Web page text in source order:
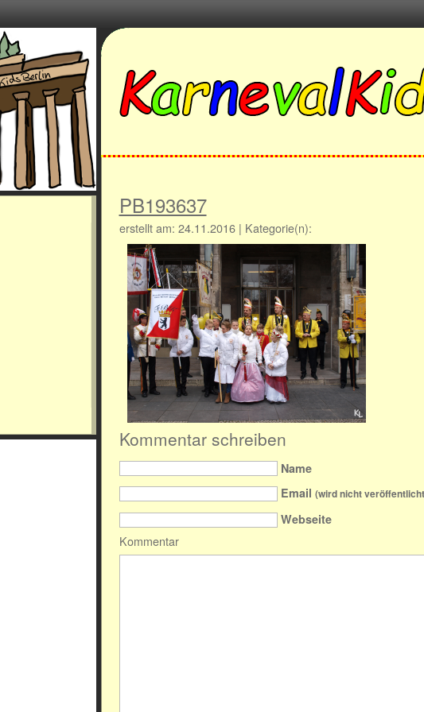
PB193637
erstellt am: 24.11.2016 | Kategorie(n):
Kommentar schreiben
Name
Email (wird nicht
Webseite
Kommentar